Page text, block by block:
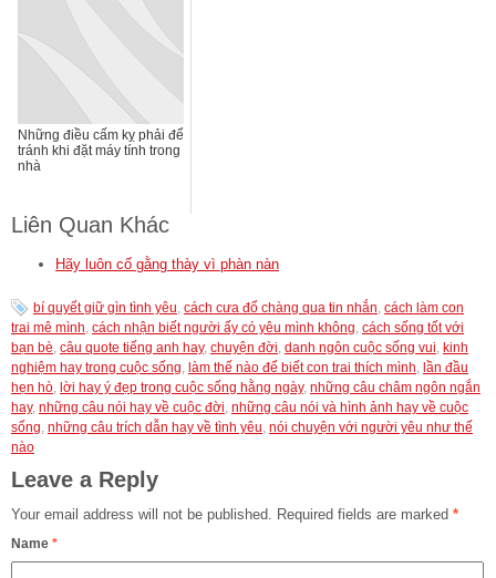
Những điều cấm kỵ phải để
tránh khi đặt máy tính trong
nhà
Liên Quan Khác
Hãy luôn cố gằng thày vì phàn nàn
bí quyết giữ gìn tình yêu cách cưa đổ chàng qua tin nhắn cách làm con
trai mê mình cách nhận biết người ấy có yêu mình không cách sống tốt với
bạn bè câu quote tiếng anh hay, chuyện đời danh ngôn cuộc sống vui kinh
nghiệm hay trong cuộc sống làm thế nào để biết con trai thích mình lần đầu
hẹn hò lời hay ý đẹp trong cuộc sống hằng ngày, những câu châm ngôn ngắn
hay, những câu nói hay về cuộc đời những câu nói và hình ảnh hay về cuộc
sống những câu trích dẫn hay về tình yêu nói chuyện với người yêu như thế
nào
Leave a Reply
Your email address will not be published. Required fields are marked *
Name *